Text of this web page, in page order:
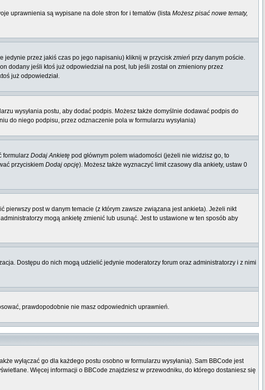
uprawnienia są wypisane na dole stron for i tematów (lista Możesz pisać nowe tematy,
jedynie przez jakiś czas po jego napisaniu) kliknij w przycisk zmień przy danym poście.
dodany jeśli ktoś już odpowiedział na post, lub jeśli został on zmieniony przez
już odpowiedział.
wysyłania postu, aby dodać podpis. Możesz także domyślnie dodawać podpis do
do niego podpisu, przez odznaczenie pola w formularzu wysyłania)
formularz Dodaj Ankietę pod głównym polem wiadomości (jeżeli nie widzisz go, to
przyciskiem Dodaj opcję). Możesz także wyznaczyć limit czasowy dla ankiety, ustaw 0
post w danym temacie (z którym zawsze związana jest ankieta). Jeżeli nikt
mogą ankietę zmienić lub usunąć. Jest to ustawione w ten sposób aby
Dostępu do nich mogą udzielić jedynie moderatorzy forum oraz administratorzy i z nimi
prawdopodobnie nie masz odpowiednich uprawnień.
wyłączać go dla każdego postu osobno w formularzu wysyłania). Sam BBCode jest
Więcej informacji o BBCode znajdziesz w przewodniku, do którego dostaniesz się